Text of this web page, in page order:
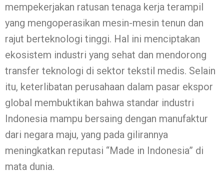
mempekerjakan ratusan tenaga kerja terampil
yang mengoperasikan mesin-mesin tenun dan
rajut berteknologi tinggi. Hal ini menciptakan
ekosistem industri yang sehat dan mendorong
transfer teknologi di sektor tekstil medis. Selain
itu, keterlibatan perusahaan dalam pasar ekspor
global membuktikan bahwa standar industri
Indonesia mampu bersaing dengan manufaktur
dari negara maju, yang pada gilirannya
meningkatkan reputasi “Made in Indonesia” di
mata dunia.